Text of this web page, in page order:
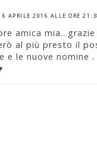
6 APRILE 2016 ALLE ORE
amica
al più presto il
e le nuove nomine .